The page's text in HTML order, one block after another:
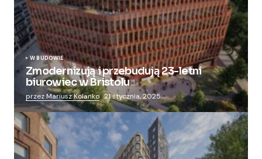
W BUDOWIE
Zmodernizują i przebudują 23-letni
biurowiec w Bristolu
przez Mariusz Kolanko 21 stycznia, 2025